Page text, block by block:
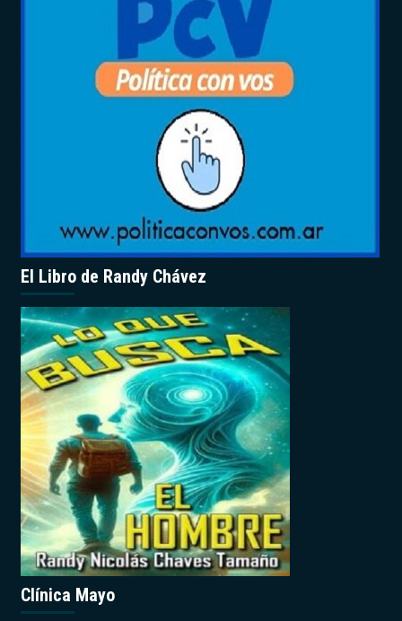
El Libro de Randy Chávez
Clínica Mayo